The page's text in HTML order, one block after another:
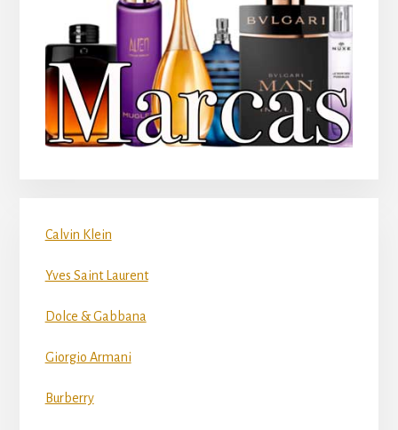
Calvin Klein
Yves Saint Laurent
Dolce & Gabbana
Giorgio Armani
Burberry